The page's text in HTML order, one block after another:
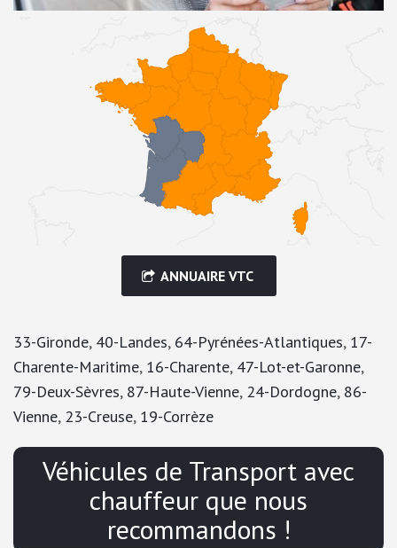
ANNUAIRE VTC
33-Gironde, 40-Landes, 64-Pyrénées-Atlantiques, 17-
Charente-Maritime, 16-Charente, 47-Lot-et-Garonne,
79-Deux-Sèvres, 87-Haute-Vienne, 24-Dordogne, 86-
Vienne, 23-Creuse, 19-Corrèze
Véhicules de Transport avec
chauffeur que nous
recommandons !